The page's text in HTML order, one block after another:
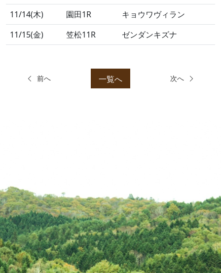
11/14(木)
園田1R
キョウワヴィラン
11/15(金)
笠松11R ゼンダンキズナ
前へ 一覧へ 次へ